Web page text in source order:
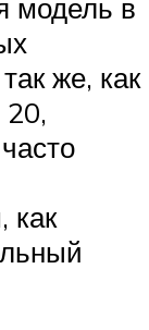
модель в
так же, как
как